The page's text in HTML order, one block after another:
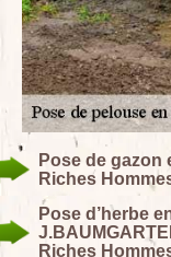
Pose de gazon
Riches
Pose d’herbe
Riches